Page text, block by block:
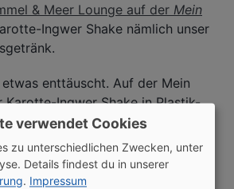
& Meer Lounge auf der Mein
Ingwer Shake nämlich unser
enttäuscht. Auf der Mein
Ingwer Shake in Plastik-
schmeckte etwas anders als auf
verwendet Cookies
zu unterschiedlichen Zwecken, unter
Details findest du in unserer
. Impressum